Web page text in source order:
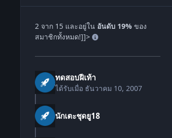
2 จาก 15 และอยู่ใน อันดับ 19% ของ
สมาชิกทั้งหมด!]]>
ทดสอบฝีเท้า
ได้รับเมื่อ ธันวาคม 10, 2007
นักเตะชุดยู18